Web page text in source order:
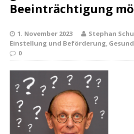
Beeinträchtigung
1. November 2023 Stephan
Einstellung und Beförderung,
0